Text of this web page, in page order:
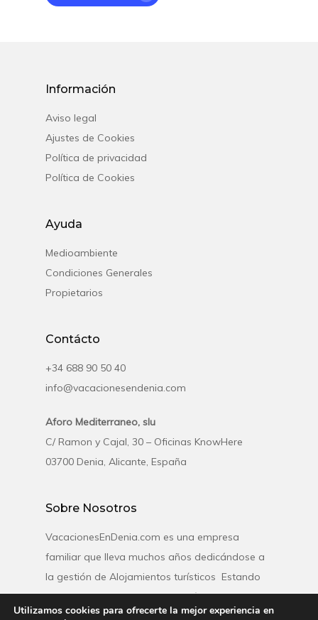
Información
Aviso legal
Ajustes de Cookies
Política de privacidad
Política de Cookies
Ayuda
Medioambiente
Condiciones Generales
Propietarios
Contácto
+34 688 90 50 40
info@vacacionesendenia.com
Aforo Mediterraneo, slu
C/ Ramon y Cajal, 30 – Oficinas KnowHere
03700 Denia, Alicante, España
Sobre Nosotros
VacacionesEnDenia.com es una empresa
familiar que lleva muchos años dedicándose a
la gestión de Alojamientos turísticos Estando
especializados en el destino turístico de Denia
contando con una amplia gama de
Utilizamos cookies para ofrecerte la mejor experiencia en